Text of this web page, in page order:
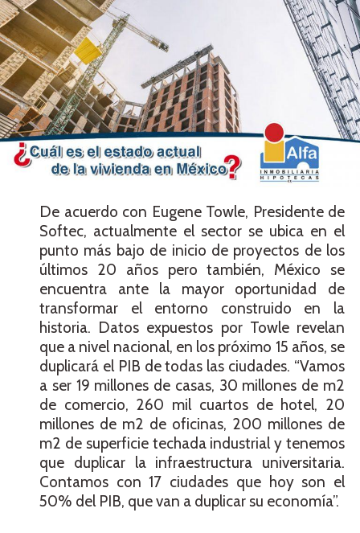
De acuerdo con Eugene Towle, Presidente de
Softec, actualmente el sector se ubica en el
punto más bajo de inicio de proyectos de los
últimos 20 años pero también, México se
encuentra ante la mayor oportunidad de
transformar el entorno construido en la
historia. Datos expuestos por Towle revelan
que a nivel nacional, en los próximo 15 años, se
duplicará el PIB de todas las ciudades. “Vamos
a ser 19 millones de casas, 30 millones de m2
de comercio, 260 mil cuartos de hotel, 20
millones de m2 de oficinas, 200 millones de
m2 de superficie techada industrial y tenemos
que duplicar la infraestructura universitaria.
Contamos con 17 ciudades que hoy son el
50% del PIB, que van a duplicar su economía”.